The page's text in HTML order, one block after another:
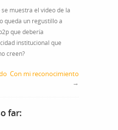
muestra el video de la
queda un regustillo a
que debería
institucional que
creen?
Con mi reconocimiento
→
far: